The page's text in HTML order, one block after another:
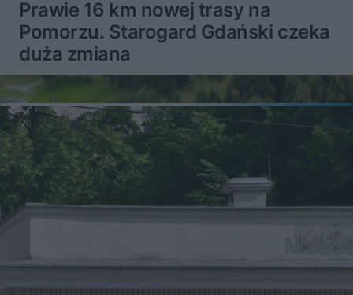
Prawie 16 km nowej trasy na
Pomorzu. Starogard Gdański czeka
duża zmiana